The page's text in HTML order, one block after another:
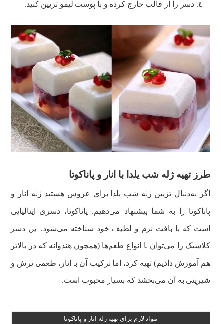
دسر را از قالب خارج کرده و با پوست لیمو تزیین کنید.
طرز تهیه ژله شب یلدا با انار وپاناکوتا
اگر به‌دنبال تزیین ژله شب یلدا برای عروس هستید ژله انار و
پاناکوتا را به شما پیشنهاد می‌دهیم. پاناکوتا، دسری ایتالیایی
است که با بافت نرم و لطیف خود شناخته می‌شود. این دسر
کلاسیک را می‌توان با انواع طعم‌ها (همچون هندوانه که در بالاتر
هم آموزش دادیم) تهیه کرد، اما ترکیب آن با انار، طعمی ترش و
شیرینی به آن می‌بخشد که بسیار محبوب است.
مواد لازم برای تهیه ژله انار و پاناکوتا